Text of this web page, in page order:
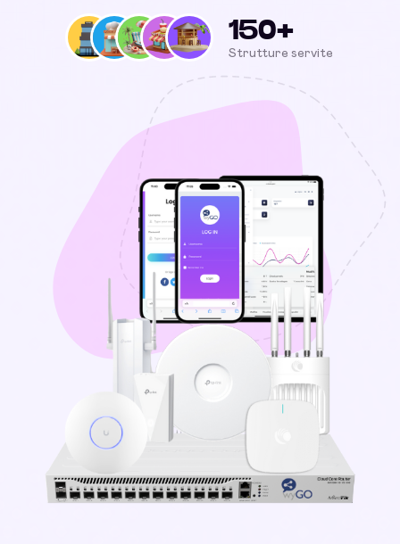
150+
Strutture servite